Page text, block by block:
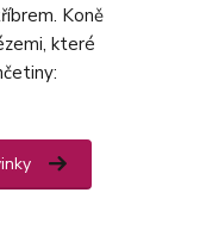
Koně
které